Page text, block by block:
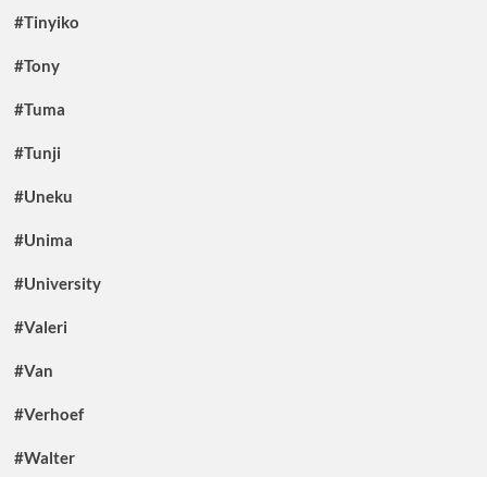
#Tinyiko
#Tony
#Tuma
#Tunji
#Uneku
#Unima
#University
#Valeri
#Van
#Verhoef
#Walter